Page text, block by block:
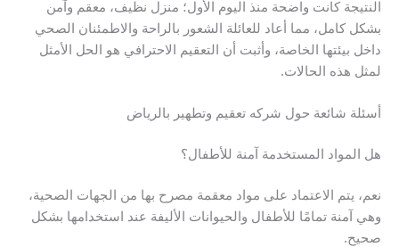
النتيجة كانت واضحة منذ اليوم الأول؛ منزل نظيف، معقم وآمن
بشكل كامل، مما أعاد للعائلة الشعور بالراحة والاطمئنان الصحي
داخل بيئتها الخاصة، وأثبت أن التعقيم الاحترافي هو الحل الأمثل
لمثل هذه الحالات.
أسئلة شائعة حول شركه تعقيم وتطهير بالرياض
هل المواد المستخدمة آمنة للأطفال؟
نعم، يتم الاعتماد على مواد معقمة مصرح بها من الجهات الصحية،
وهي آمنة تمامًا للأطفال والحيوانات الأليفة عند استخدامها بشكل
صحيح.